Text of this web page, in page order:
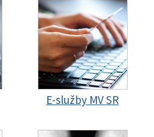
E-služby MV SR